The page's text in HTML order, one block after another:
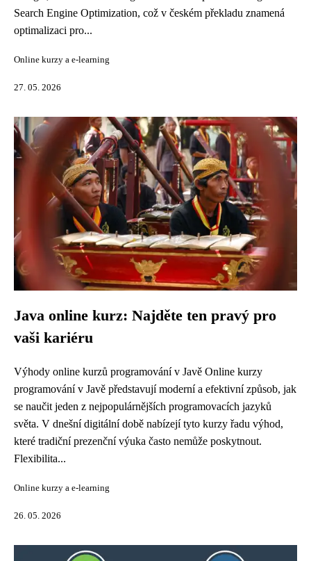
Search Engine Optimization, což v českém překladu znamená
optimalizaci pro...
Online kurzy a e-learning
27. 05. 2026
Java online kurz: Najděte ten pravý pro
vaši kariéru
Výhody online kurzů programování v Javě Online kurzy
programování v Javě představují moderní a efektivní způsob, jak
se naučit jeden z nejpopulárnějších programovacích jazyků
světa. V dnešní digitální době nabízejí tyto kurzy řadu výhod,
které tradiční prezenční výuka často nemůže poskytnout.
Flexibilita...
Online kurzy a e-learning
26. 05. 2026